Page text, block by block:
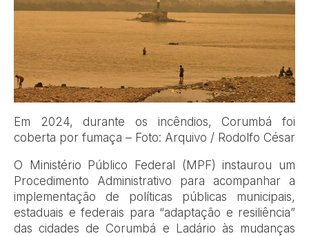
Em 2024, durante os incêndios, Corumbá foi
coberta por fumaça – Foto: Arquivo / Rodolfo César
O Ministério Público Federal (MPF) instaurou um
Procedimento Administrativo para acompanhar a
implementação de políticas públicas municipais,
estaduais e federais para “adaptação e resiliência”
das cidades de Corumbá e Ladário às mudanças